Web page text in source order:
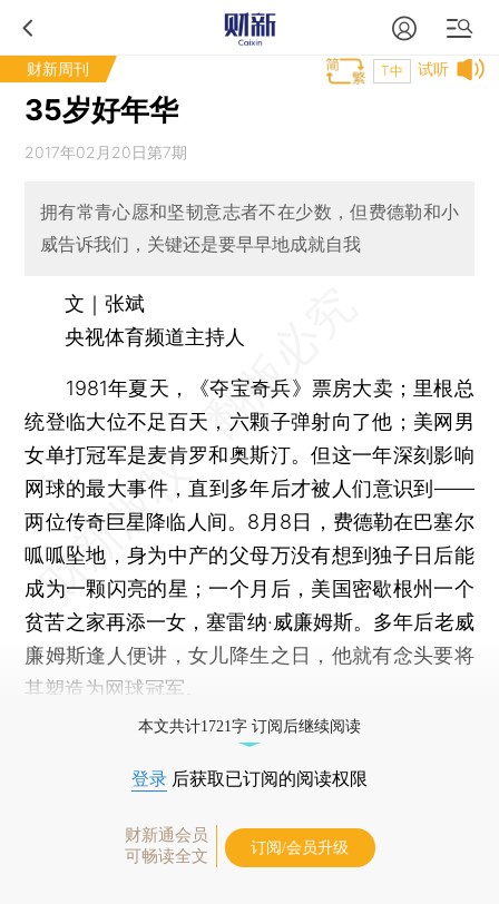
财新周刊 试听
T中
35岁好年华
2017年02月20日第7期
拥有常青心愿和坚韧意志者不在少数，但费德勒和小
威告诉我们，关键还是要早早地成就自我
文｜张斌
央视体育频道主持人
1981年夏天，《夺宝奇兵》票房大卖；里根总
统登临大位不足百天，六颗子弹射向了他；美网男
女单打冠军是麦肯罗和奥斯汀。但这一年深刻影响
网球的最大事件，直到多年后才被人们意识到——
两位传奇巨星降临人间。8月8日，费德勒在巴塞尔
呱呱坠地，身为中产的父母万没有想到独子日后能
成为一颗闪亮的星；一个月后，美国密歇根州一个
贫苦之家再添一女，塞雷纳·威廉姆斯。多年后老威
廉姆斯逢人便讲，女儿降生之日，他就有念头要将
其塑造为网球冠军。
本文共计1721字 订阅后继续阅读
登录 后获取已订阅的阅读权限
财新通会员
可畅读全文
订阅/会员升级